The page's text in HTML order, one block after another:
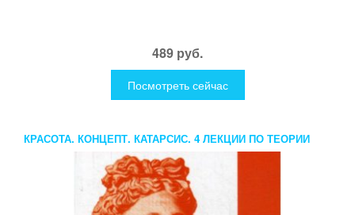
489 руб.
Посмотреть сейчас
КРАСОТА. КОНЦЕПТ. КАТАРСИС. 4 ЛЕКЦИИ ПО ТЕОРИИ
ИСКУССТВА. МАРКОВ А.